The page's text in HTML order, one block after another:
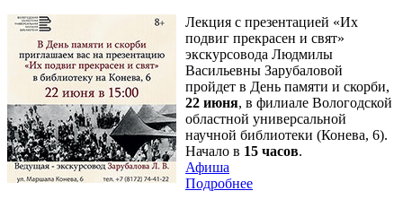
Лекция с презентацией «Их
подвиг прекрасен и свят»
экскурсовода Людмилы
Васильевны Зарубаловой
пройдет в День памяти и скорби,
22 июня, в филиале Вологодской
областной универсальной
научной библиотеки (Конева, 6).
Начало в 15 часов.
Афиша
Подробнее